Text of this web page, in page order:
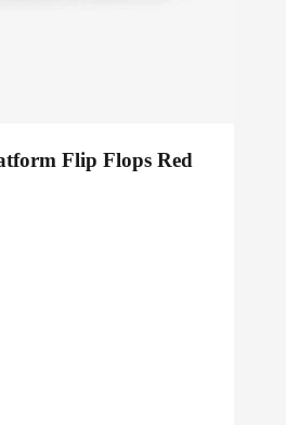
Flip Flops Red